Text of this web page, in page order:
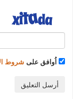
اُوافق على شروط
أرسل التعليق